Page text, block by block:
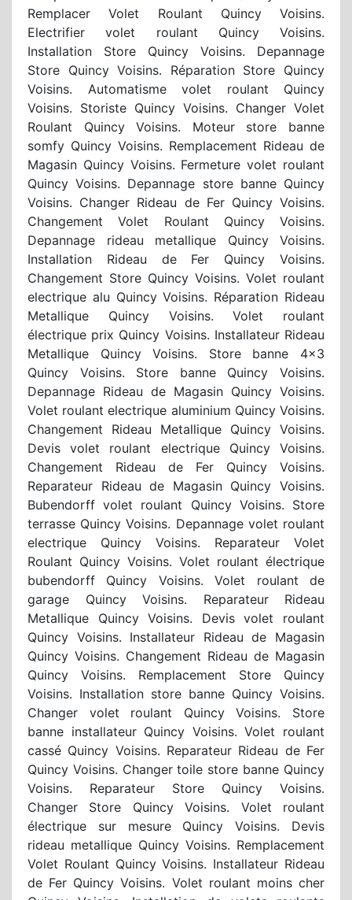
Remplacer Volet Roulant Quincy Voisins.
Electrifier volet roulant Quincy Voisins.
Installation Store Quincy Voisins. Depannage
Store Quincy Voisins. Réparation Store Quincy
Voisins. Automatisme volet roulant Quincy
Voisins. Storiste Quincy Voisins. Changer Volet
Roulant Quincy Voisins. Moteur store banne
somfy Quincy Voisins. Remplacement Rideau de
Magasin Quincy Voisins. Fermeture volet roulant
Quincy Voisins. Depannage store banne Quincy
Voisins. Changer Rideau de Fer Quincy Voisins.
Changement Volet Roulant Quincy Voisins.
Depannage rideau metallique Quincy Voisins.
Installation Rideau de Fer Quincy Voisins.
Changement Store Quincy Voisins. Volet roulant
electrique alu Quincy Voisins. Réparation Rideau
Metallique Quincy Voisins. Volet roulant
électrique prix Quincy Voisins. Installateur Rideau
Metallique Quincy Voisins. Store banne 4x3
Quincy Voisins. Store banne Quincy Voisins.
Depannage Rideau de Magasin Quincy Voisins.
Volet roulant electrique aluminium Quincy Voisins.
Changement Rideau Metallique Quincy Voisins.
Devis volet roulant electrique Quincy Voisins.
Changement Rideau de Fer Quincy Voisins.
Reparateur Rideau de Magasin Quincy Voisins.
Bubendorff volet roulant Quincy Voisins. Store
terrasse Quincy Voisins. Depannage volet roulant
electrique Quincy Voisins. Reparateur Volet
Roulant Quincy Voisins. Volet roulant électrique
bubendorff Quincy Voisins. Volet roulant de
garage Quincy Voisins. Reparateur Rideau
Metallique Quincy Voisins. Devis volet roulant
Quincy Voisins. Installateur Rideau de Magasin
Quincy Voisins. Changement Rideau de Magasin
Quincy Voisins. Remplacement Store Quincy
Voisins. Installation store banne Quincy Voisins.
Changer volet roulant Quincy Voisins. Store
banne installateur Quincy Voisins. Volet roulant
cassé Quincy Voisins. Reparateur Rideau de Fer
Quincy Voisins. Changer toile store banne Quincy
Voisins. Reparateur Store Quincy Voisins.
Changer Store Quincy Voisins. Volet roulant
électrique sur mesure Quincy Voisins. Devis
rideau metallique Quincy Voisins. Remplacement
Volet Roulant Quincy Voisins. Installateur Rideau
de Fer Quincy Voisins. Volet roulant moins cher